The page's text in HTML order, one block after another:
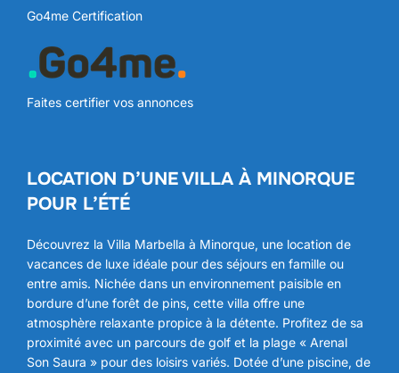
Go4me Certification
Faites certifier vos annonces
LOCATION D’UNE VILLA À MINORQUE
POUR L’ÉTÉ
Découvrez la Villa Marbella à Minorque, une location de
vacances de luxe idéale pour des séjours en famille ou
entre amis. Nichée dans un environnement paisible en
bordure d’une forêt de pins, cette villa offre une
atmosphère relaxante propice à la détente. Profitez de sa
proximité avec un parcours de golf et la plage « Arenal
Son Saura » pour des loisirs variés. Dotée d’une piscine, de